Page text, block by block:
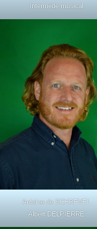
Intermède musical
Antoine de SCHREVEL
Albert DELPIERRE